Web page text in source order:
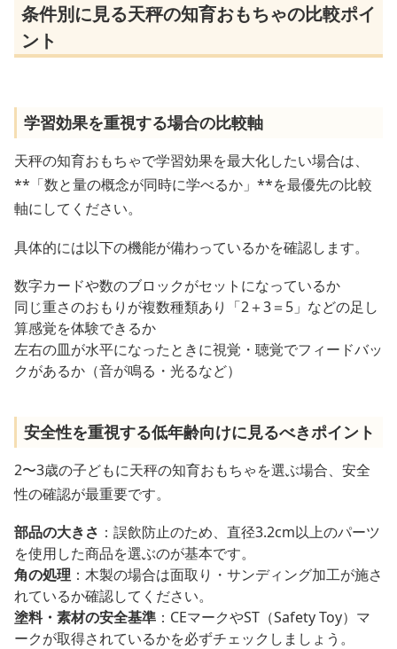
条件別に見る天秤の知育おもちゃの比較ポイ
ント
学習効果を重視する場合の比較軸
天秤の知育おもちゃで学習効果を最大化したい場合は、
**「数と量の概念が同時に学べるか」**を最優先の比較
軸にしてください。
具体的には以下の機能が備わっているかを確認します。
数字カードや数のブロックがセットになっているか
同じ重さのおもりが複数種類あり「2＋3＝5」などの足し
算感覚を体験できるか
左右の皿が水平になったときに視覚・聴覚でフィードバッ
クがあるか（音が鳴る・光るなど）
安全性を重視する低年齢向けに見るべきポイント
2〜3歳の子どもに天秤の知育おもちゃを選ぶ場合、安全
性の確認が最重要です。
部品の大きさ ：誤飲防止のため、直径3.2cm以上のパーツ
を使用した商品を選ぶのが基本です。
角の処理 ：木製の場合は面取り・サンディング加工が施さ
れているか確認してください。
塗料・素材の安全基準 ：CEマークやST（Safety Toy）マ
ークが取得されているかを必ずチェックしましょう。